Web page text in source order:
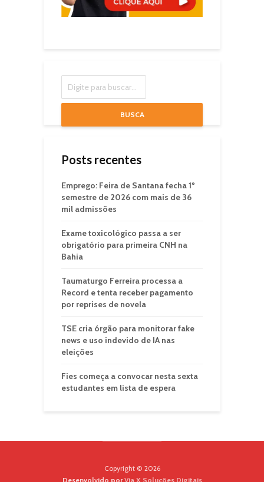
BUSCA
Posts recentes
Emprego: Feira de Santana fecha 1º
semestre de 2026 com mais de 36
mil admissões
Exame toxicológico passa a ser
obrigatório para primeira CNH na
Bahia
Taumaturgo Ferreira processa a
Record e tenta receber pagamento
por reprises de novela
TSE cria órgão para monitorar fake
news e uso indevido de IA nas
eleições
Fies começa a convocar nesta sexta
estudantes em lista de espera
Copyright © 2026
Desenvolvido porVia X Soluções Digitais